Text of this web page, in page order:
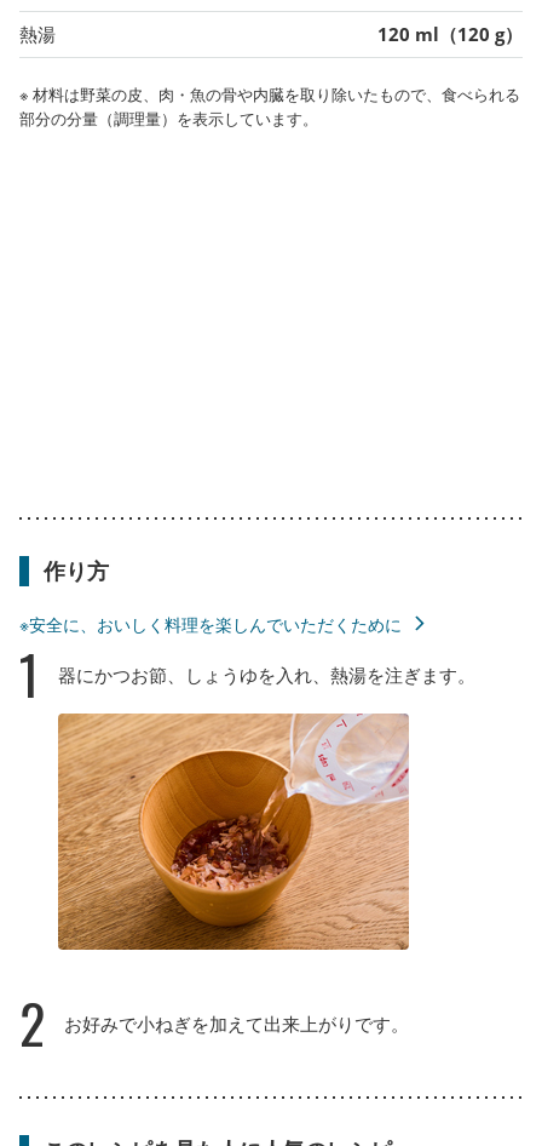
熱湯 120 ml（120 g）
※ 材料は野菜の皮、肉・魚の骨や内臓を取り除いたもので、食べられる
部分の分量（調理量）を表示しています。
作り方
※安全に、おいしく料理を楽しんでいただくために
1 器にかつお節、しょうゆを入れ、熱湯を注ぎます。
2 お好みで小ねぎを加えて出来上がりです。